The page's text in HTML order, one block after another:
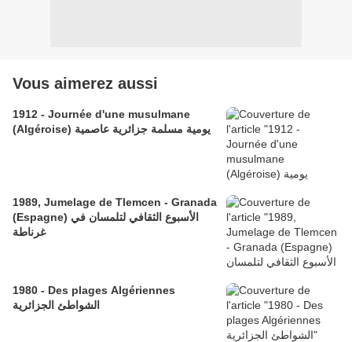
Vous aimerez aussi
1912 - Journée d'une musulmane
(Algéroise) يومية مسلمة جزائرية عاصمية
1989, Jumelage de Tlemcen - Granada
(Espagne) الأسبوع الثقافي لتلمسان في
غرناطة
1980 - Des plages Algériennes
الشواطئ الجزائرية